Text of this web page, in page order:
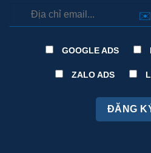
✉️
GOOGLE ADS
ZALO ADS
ĐĂNG